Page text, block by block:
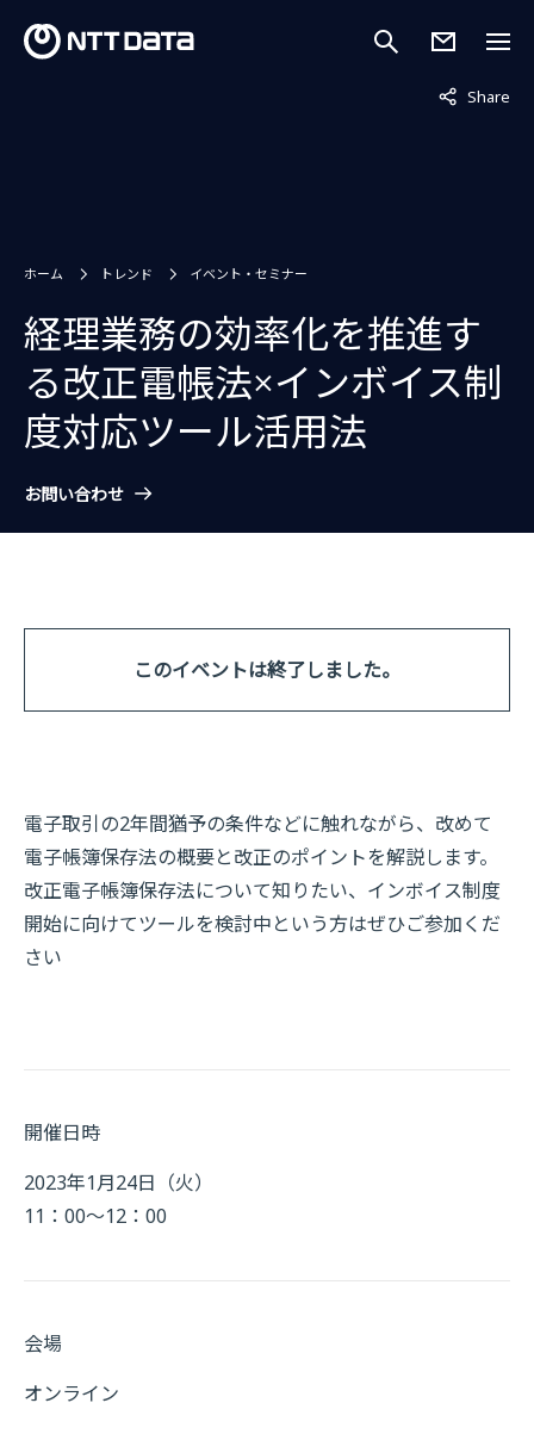
Share
非表示中
ホーム トレンド イベント・セミナー
経理業務の効率化を推進す
る改正電帳法×インボイス制
度対応ツール活用法
お問い合わせ
このイベントは終了しました。
電子取引の2年間猶予の条件などに触れながら、改めて
電子帳簿保存法の概要と改正のポイントを解説します。
改正電子帳簿保存法について知りたい、インボイス制度
開始に向けてツールを検討中という方はぜひご参加くだ
さい
開催日時
2023年1月24日（火）
11：00～12：00
会場
オンライン